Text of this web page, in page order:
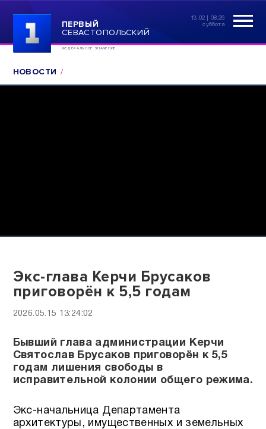
ПЕРВЫЙ
СЕВАСТОПОЛЬСКИЙ
ФЕДЕРАЛЬНОЕ ЗНАЧЕНИЕ
13:02 | 08.26
суббота
НОВОСТИ
Экс-глава Керчи Брусаков
приговорён к 5,5 годам
2026.05.15 13:24:02
Бывший глава администрации Керчи
Святослав Брусаков приговорён к 5,5
годам лишения свободы в
исправительной колонии общего режима.
Экс-начальница Департамента
архитектуры, имущественных и земельных